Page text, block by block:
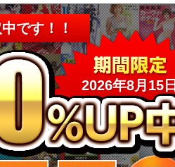
です！！
2026年8月 15